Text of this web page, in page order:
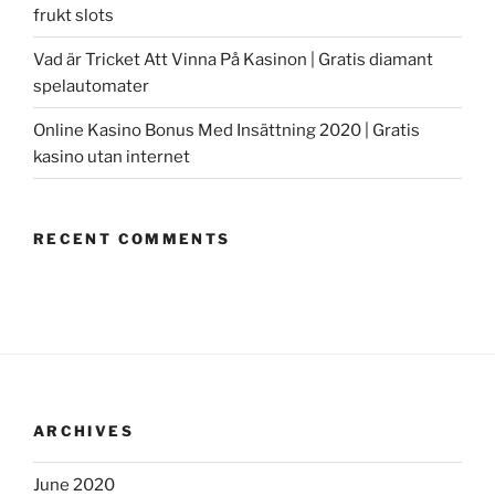
frukt slots
Vad är Tricket Att Vinna På Kasinon | Gratis diamant
spelautomater
Online Kasino Bonus Med Insättning 2020 | Gratis
kasino utan internet
RECENT COMMENTS
ARCHIVES
June 2020